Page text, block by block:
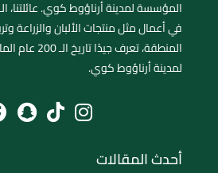
المؤسسة لمدينة أرناؤوط كوي. عائلتنا،
في أعمال مثل منتجات الألبان والزراعة
المنطقة، تعرف
لمدينة أرناؤوط كوي.
أحدث المقالات